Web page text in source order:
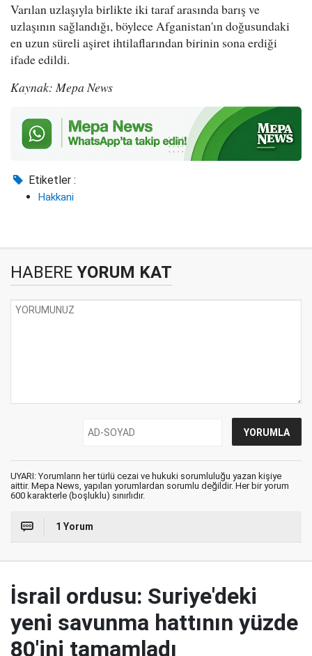
Varılan uzlaşıyla birlikte iki taraf arasında barış ve
uzlaşının sağlandığı, böylece Afganistan'ın doğusundaki
en uzun süreli aşiret ihtilaflarından birinin sona erdiği
ifade edildi.
Kaynak: Mepa News
Etiketler :
Hakkani
HABERE YORUM KAT
UYARI: Yorumların her türlü cezai ve hukuki sorumluluğu yazan kişiye
aittir. Mepa News, yapılan yorumlardan sorumlu değildir. Her bir yorum
600 karakterle (boşluklu) sınırlıdır.
1 Yorum
İsrail ordusu: Suriye'deki
yeni savunma hattının yüzde
80'ini tamamladı